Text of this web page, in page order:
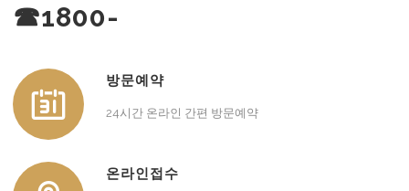
☎1800-
방문예약
24시간 온라인 간편 방문예약
온라인접수